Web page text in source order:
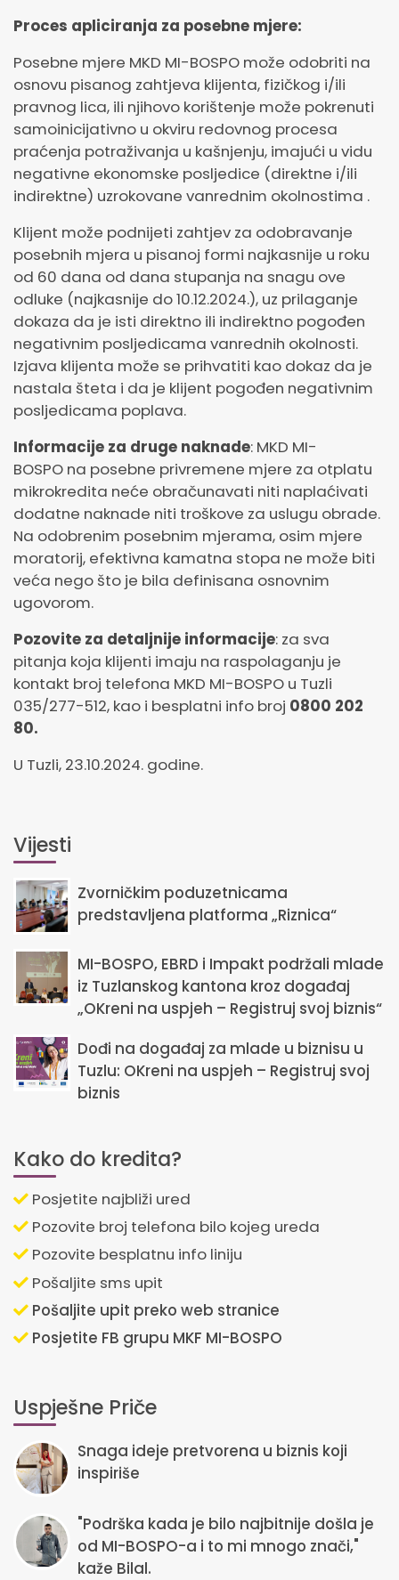
Proces apliciranja za posebne mjere:
Posebne mjere MKD MI-BOSPO može odobriti na
osnovu pisanog zahtjeva klijenta, fizičkog i/ili
pravnog lica, ili njihovo korištenje može pokrenuti
samoinicijativno u okviru redovnog procesa
praćenja potraživanja u kašnjenju, imajući u vidu
negativne ekonomske posljedice (direktne i/ili
indirektne) uzrokovane vanrednim okolnostima .
Klijent može podnijeti zahtjev za odobravanje
posebnih mjera u pisanoj formi najkasnije u roku
od 60 dana od dana stupanja na snagu ove
odluke (najkasnije do 10.12.2024.), uz prilaganje
dokaza da je isti direktno ili indirektno pogođen
negativnim posljedicama vanrednih okolnosti.
Izjava klijenta može se prihvatiti kao dokaz da je
nastala šteta i da je klijent pogođen negativnim
posljedicama poplava.
Informacije za druge naknade: MKD MI-
BOSPO na posebne privremene mjere za otplatu
mikrokredita neće obračunavati niti naplaćivati
dodatne naknade niti troškove za uslugu obrade.
Na odobrenim posebnim mjerama, osim mjere
moratorij, efektivna kamatna stopa ne može biti
veća nego što je bila definisana osnovnim
ugovorom.
Pozovite za detaljnije informacije: za sva
pitanja koja klijenti imaju na raspolaganju je
kontakt broj telefona MKD MI-BOSPO u Tuzli
035/277-512, kao i besplatni info broj 0800 202
80.
U Tuzli, 23.10.2024. godine.
Vijesti
Zvorničkim poduzetnicama
predstavljena platforma „Riznica“
MI-BOSPO, EBRD i Impakt podržali mlade
iz Tuzlanskog kantona kroz događaj
„OKreni na uspjeh – Registruj svoj biznis“
Dođi na događaj za mlade u biznisu u
Tuzlu: OKreni na uspjeh – Registruj svoj
biznis
Kako do kredita?
Posjetite najbliži ured
Pozovite broj telefona bilo kojeg ureda
Pozovite besplatnu info liniju
Pošaljite sms upit
Pošaljite upit preko web stranice
Posjetite FB grupu MKF MI-BOSPO
Uspješne Priče
Snaga ideje pretvorena u biznis koji
inspiriše
"Podrška kada je bilo najbitnije došla je
od MI-BOSPO-a i to mi mnogo znači,"
kaže Bilal.